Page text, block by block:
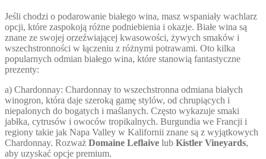
Jeśli chodzi o podarowanie białego wina, masz wspaniały wachlarz
opcji, które zaspokoją różne podniebienia i okazje. Białe wina są
znane ze swojej orzeźwiającej kwasowości, żywych smaków i
wszechstronności w łączeniu z różnymi potrawami. Oto kilka
popularnych odmian białego wina, które stanowią fantastyczne
prezenty:
a) Chardonnay: Chardonnay to wszechstronna odmiana białych
winogron, która daje szeroką gamę stylów, od chrupiących i
niepalonych do bogatych i maślanych. Często wykazuje smaki
jabłka, cytrusów i owoców tropikalnych. Burgundia we Francji i
regiony takie jak Napa Valley w Kalifornii znane są z wyjątkowych
Chardonnay. Rozważ Domaine Leflaive lub Kistler Vineyards,
aby uzyskać opcje premium.